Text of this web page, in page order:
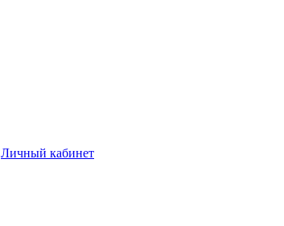
Личный кабинет